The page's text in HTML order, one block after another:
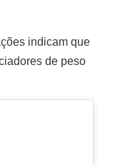
indicam que
de peso